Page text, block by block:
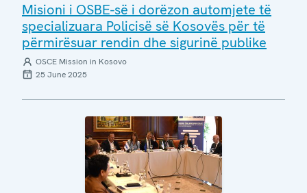
Misioni i OSBE-së i dorëzon automjete të
specializuara Policisë së Kosovës për të
përmirësuar rendin dhe sigurinë publike
OSCE Mission in Kosovo
25 June 2025